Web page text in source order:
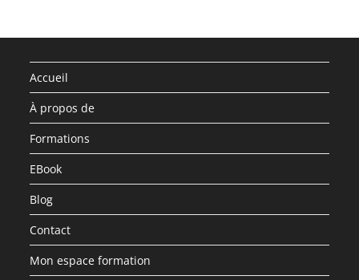
Accueil
À propos de
Formations
EBook
Blog
Contact
Mon espace formation